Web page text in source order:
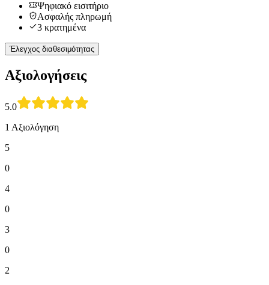
Ψηφιακό εισιτήριο
Ασφαλής πληρωμή
3 κρατημένα
Έλεγχος διαθεσιμότητας
Αξιολογήσεις
5.0
1 Αξιολόγηση
5
0
4
0
3
0
2